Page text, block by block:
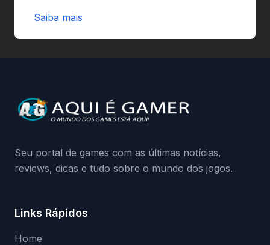
preload e avisa que quem usar versões não
da Playground: negação do preload,
medidas contra acessos não autorizados
Saiba mais
Seu portal de games com as últimas notícias,
reviews, dicas e tudo sobre o mundo dos jogos.
Links Rápidos
Home